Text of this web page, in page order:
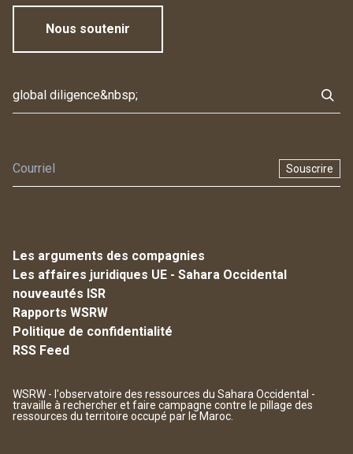
Nous soutenir
Souscrire
Les arguments des compagnies
Les affaires juridiques UE - Sahara Occidental
nouveautés ISR
Rapports WSRW
Politique de confidentialité
RSS Feed
WSRW - l'observatoire des ressources du Sahara Occidental -
travaille à rechercher et faire campagne contre le pillage des
ressources du territoire occupé par le Maroc.